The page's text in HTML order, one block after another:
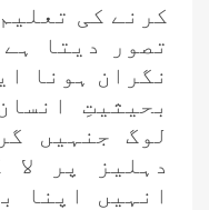
کرنے کی
تصور دیتا
نگران ہونا
بحیثیتِ
لوگ جنہیں
دہلیز پر لا
انہیں اپنا